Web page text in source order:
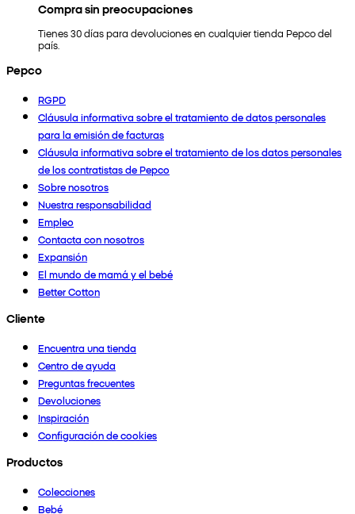
Compra sin preocupaciones
Tienes 30 días para devoluciones en cualquier tienda Pepco del
país.
Pepco
RGPD
Cláusula informativa sobre el tratamiento de datos personales
para la emisión de facturas
Cláusula informativa sobre el tratamiento de los datos personales
de los contratistas de Pepco
Sobre nosotros
Nuestra responsabilidad
Empleo
Contacta con nosotros
Expansión
El mundo de mamá y el bebé
Better Cotton
Cliente
Encuentra una tienda
Centro de ayuda
Preguntas frecuentes
Devoluciones
Inspiración
Configuración de cookies
Productos
Colecciones
Bebé